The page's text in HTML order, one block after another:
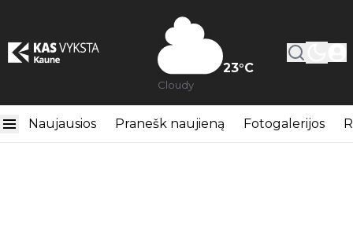
23°C
Cloudy
Naujausios Pranešk naujieną Fotogalerijos